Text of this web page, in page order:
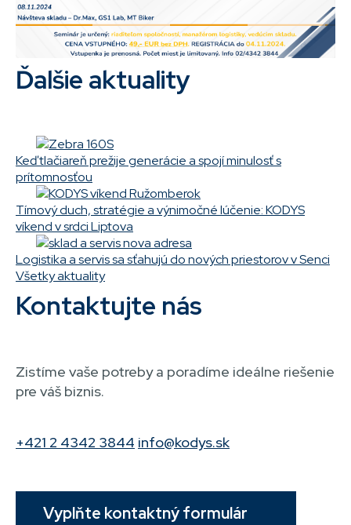
Ďalšie aktuality
Keď tlačiareň prežije generácie a spojí minulosť s
prítomnosťou
Tímový duch, stratégie a výnimočné lúčenie: KODYS
víkend v srdci Liptova
Logistika a servis sa sťahujú do nových priestorov v Senci
Všetky aktuality
Kontaktujte nás
Zistíme vaše potreby a poradíme ideálne riešenie
pre váš biznis.
+421 2 4342 3844 info@kodys.sk
Vyplňte kontaktný formulár